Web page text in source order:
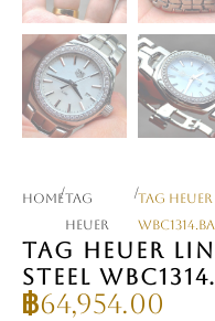
Home/TAG
Heuer
/TAG
TAG HEUER
STEEL
฿64,954.00